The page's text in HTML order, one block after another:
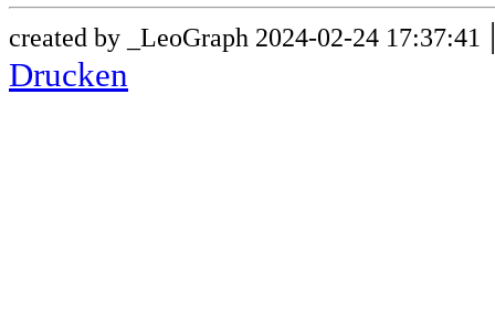
created by _LeoGraph 2024-02-24 17:37:41
Drucken